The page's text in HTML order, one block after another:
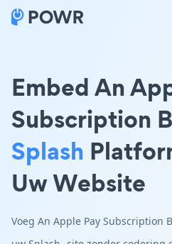
Embed An
Subscription
Splash
Uw Website
Voeg An Apple Pay Subscription